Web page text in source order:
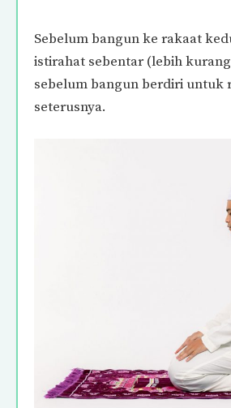
Sebelum bangun ke rakaat
istirahat sebentar (lebih
sebelum bangun berdiri untuk
seterusnya.